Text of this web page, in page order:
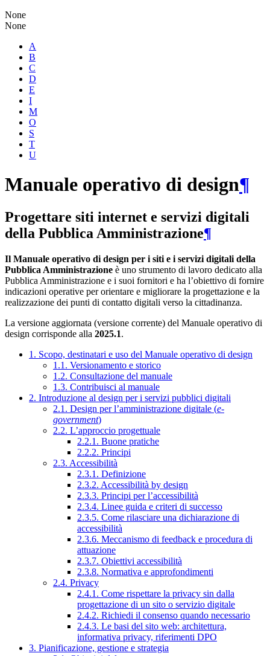
None
None
A
B
C
D
E
I
M
O
S
T
U
Manuale operativo di design¶
Progettare siti internet e servizi digitali
della Pubblica Amministrazione¶
Il Manuale operativo di design per i siti e i servizi digitali della
Pubblica Amministrazione è uno strumento di lavoro dedicato alla
Pubblica Amministrazione e i suoi fornitori e ha l’obiettivo di fornire
indicazioni operative per orientare e migliorare la progettazione e la
realizzazione dei punti di contatto digitali verso la cittadinanza.
La versione aggiornata (versione corrente) del Manuale operativo di
design corrisponde alla 2025.1.
1. Scopo, destinatari e uso del Manuale operativo di design
1.1. Versionamento e storico
1.2. Consultazione del manuale
1.3. Contribuisci al manuale
2. Introduzione al design per i servizi pubblici digitali
2.1. Design per l’amministrazione digitale (e-
government)
2.2. L’approccio progettuale
2.2.1. Buone pratiche
2.2.2. Principi
2.3. Accessibilità
2.3.1. Definizione
2.3.2. Accessibilità by design
2.3.3. Principi per l’accessibilità
2.3.4. Linee guida e criteri di successo
2.3.5. Come rilasciare una dichiarazione di
accessibilità
2.3.6. Meccanismo di feedback e procedura di
attuazione
2.3.7. Obiettivi accessibilità
2.3.8. Normativa e approfondimenti
2.4. Privacy
2.4.1. Come rispettare la privacy sin dalla
progettazione di un sito o servizio digitale
2.4.2. Richiedi il consenso quando necessario
2.4.3. Le basi del sito web: architettura,
informativa privacy, riferimenti DPO
3. Pianificazione, gestione e strategia